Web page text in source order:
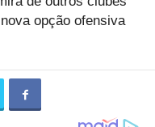
opção ofensiva